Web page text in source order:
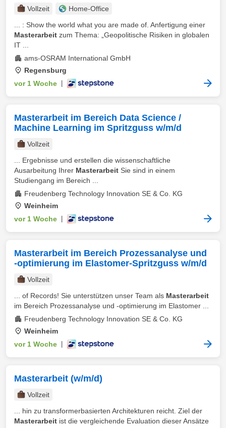
Vollzeit
Home-Office
... : Show the world what you are made of. Anfertigung einer
Masterarbeit zum Thema: „Geopolitische Risiken in globalen
IT ...
ams-OSRAM International GmbH
Regensburg
vor 1 Woche
Masterarbeit im Bereich Data Science /
Machine Learning im Spritzguss w/m/d
Vollzeit
... Ergebnisse und erstellen die wissenschaftliche
Ausarbeitung Ihrer Masterarbeit Sie sind in einem
Studiengang im Bereich ...
Freudenberg Technology Innovation SE & Co. KG
Weinheim
vor 1 Woche
Masterarbeit im Bereich Prozessanalyse und
-optimierung im Elastomer-Spritzguss w/m/d
Vollzeit
... of Records! Sie unterstützen unser Team als Masterarbeit
im Bereich Prozessanalyse und -optimierung im Elastomer ...
Freudenberg Technology Innovation SE & Co. KG
Weinheim
vor 1 Woche
Masterarbeit (w/m/d)
Vollzeit
... hin zu transformerbasierten Architekturen reicht. Ziel der
Masterarbeit ist die vergleichende Evaluation dieser Ansätze